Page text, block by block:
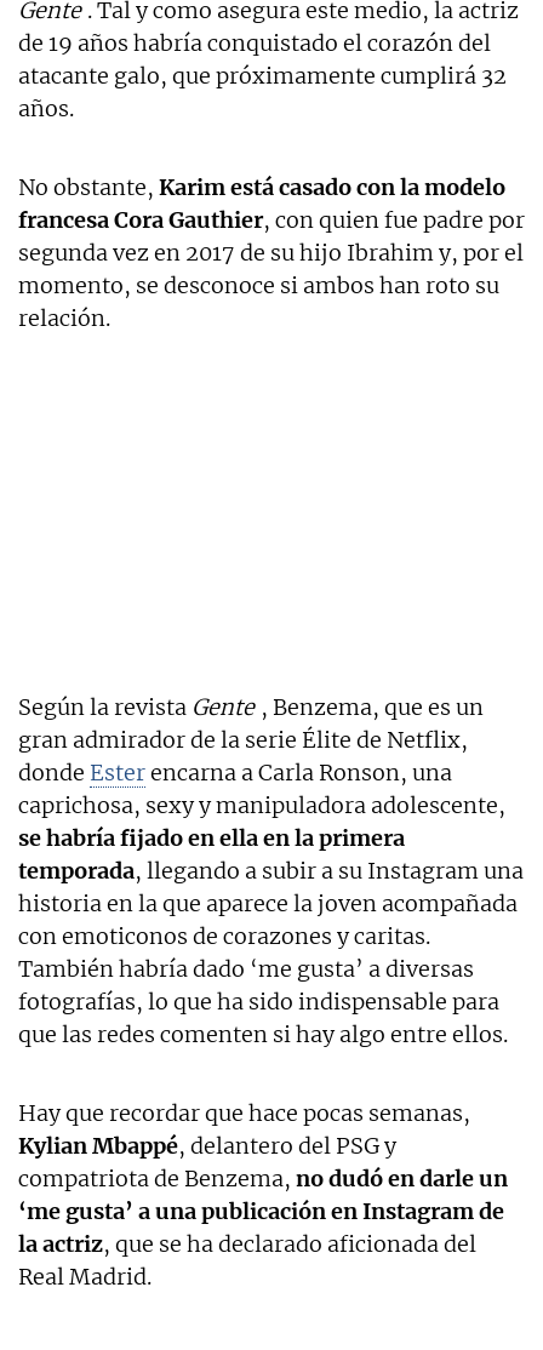
Gente . Tal y como asegura este medio, la actriz
de 19 años habría conquistado el corazón del
atacante galo, que próximamente cumplirá 32
años.
No obstante, Karim está casado con la modelo
francesa Cora Gauthier, con quien fue padre por
segunda vez en 2017 de su hijo Ibrahim y, por el
momento, se desconoce si ambos han roto su
relación.
Según la revista Gente , Benzema, que es un
gran admirador de la serie Élite de Netflix,
donde Esterencarna a Carla Ronson, una
caprichosa, sexy y manipuladora adolescente,
se habría fijado en ella en la primera
temporada, llegando a subir a su Instagram una
historia en la que aparece la joven acompañada
con emoticonos de corazones y caritas.
También habría dado ‘me gusta’ a diversas
fotografías, lo que ha sido indispensable para
que las redes comenten si hay algo entre ellos.
Hay que recordar que hace pocas semanas,
Kylian Mbappé, delantero del PSG y
compatriota de Benzema, no dudó en darle un
‘me gusta’ a una publicación en Instagram de
la actriz, que se ha declarado aficionada del
Real Madrid.